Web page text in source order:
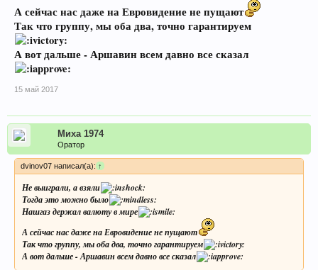
А сейчас нас даже на Евровидение не пущают
Так что группу, мы оба два, точно гарантируем
А вот дальше - Аршавин всем давно все сказал
15 май 2017
Миха 1974
Оратор
dvinov07 написал(а): ↑
Не выиграли, а взяли
Тогда это можно было
Нашгаз держал валюту в мире
А сейчас нас даже на Евровидение не пущают
Так что группу, мы оба два, точно гарантируем
А вот дальше - Аршавин всем давно все сказал